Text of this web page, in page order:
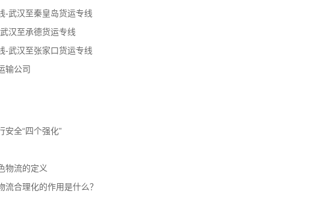
-武汉至秦皇岛货运专线
汉至承德货运专线
-武汉至张家口货运专线
输公司
安全“四个强化”
物流的定义
流合理化的作用是什么？